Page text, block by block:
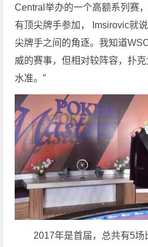
Central举办的一个高额系列赛
有顶尖牌手参加， Imsirovic就
尖牌手之间的角逐。我知道
威的赛事，但相对较阵容，扑
水准。”
2017年是首届，总共有5场